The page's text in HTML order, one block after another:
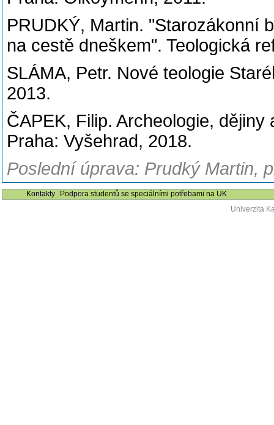
PRUDKÝ, Martin. "Starozákonní
na cestě dneškem". Teologická
SLÁMA, Petr. Nové teologie
2013.
ČAPEK, Filip. Archeologie,
Praha: Vyšehrad, 2018.
Poslední úprava: Prudký Martin,
Kontakty
Podpora studentů se speciálními potřebami na UK
Univerzita